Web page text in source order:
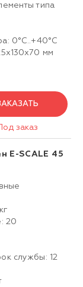
типа
0°C..+40°C
мм
Под заказ
E-SCALE 45
20
службы: 12